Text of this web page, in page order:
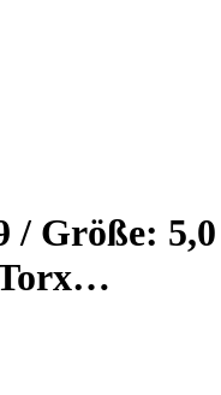
/ Größe: 5,0
Torx…